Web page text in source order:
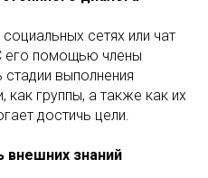
сетях или чат
его помощью члены
выполнения
как группы, а также как их
достичь цели.
внешних знаний